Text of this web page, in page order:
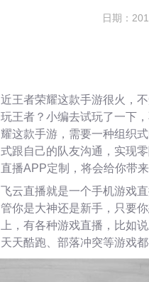
日期：
近王者荣耀这款手游很火，
玩王者？小编去试玩了一下
耀这款手游，需要一种组织
式跟自己的队友沟通，实现
直播APP定制，将会给你带
飞云直播就是一个手机游戏
管你是大神还是新手，只要
上，有各种游戏直播，比如
天天酷跑、部落冲突等游戏